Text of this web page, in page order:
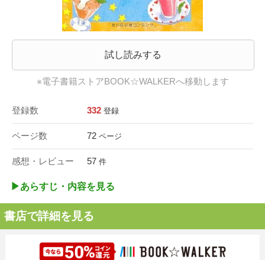
試し読みする
※電子書籍ストアBOOK☆WALKERへ移動します
登録数 332 登録
ページ数 72 ページ
感想・レビュー 57 件
▶︎あらすじ・内容を見る
書店で詳細を見る